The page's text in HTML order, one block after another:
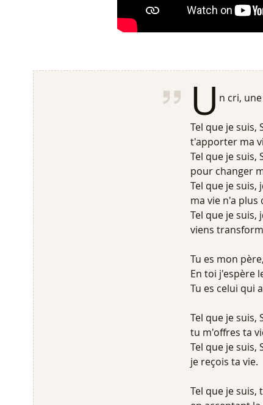
U n cri,
Tel que je suis,
t'apporter ma
Tel que je suis,
pour changer
Tel que je suis,
ma vie n'a plus
Tel que je suis,
viens
Tu es mon
En toi j'espère
Tu es celui qui
Tel que je suis,
tu m'offres ta
Tel que je suis,
je reçois ta vie.
Tel que je suis,